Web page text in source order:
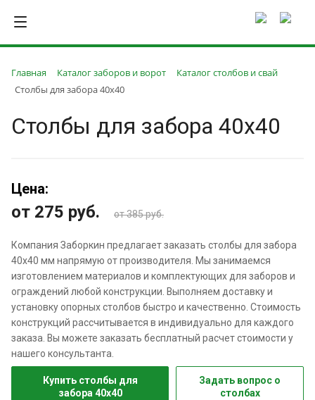
Главная Каталог заборов и ворот
Каталог столбов и свай
Столбы для забора 40х40
Столбы для забора 40х40
Цена:
от 275 руб. от 385 руб.
Компания Заборкин предлагает заказать столбы для забора
40х40 мм напрямую от производителя. Мы занимаемся
изготовлением материалов и комплектующих для заборов и
ограждений любой конструкции. Выполняем доставку и
установку опорных столбов быстро и качественно. Стоимость
конструкций рассчитывается в индивидуально для каждого
заказа. Вы можете заказать бесплатный расчет стоимости у
нашего консультанта.
Купить столбы для
забора 40х40
Задать вопрос о
столбах